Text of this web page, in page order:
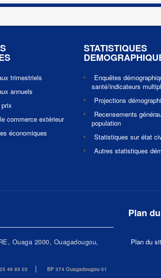
trimestriels
annuels
commerce extérieur
économiques
STATISTIQUES
Enquêtes
santé/indicateurs
Projections
Recensements
population
Statistiques sur état
Autres statistiques
Ouaga 2000, Ouagadougou,
49 85 02 BP 374 Ouagadougou 01
Plan
Plan du